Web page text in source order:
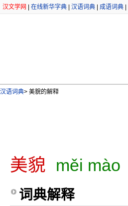
汉文学网 在线新华字典 汉语词典 成语词典
汉语词典> 美貌的解释
美貌 měi mào
词典解释